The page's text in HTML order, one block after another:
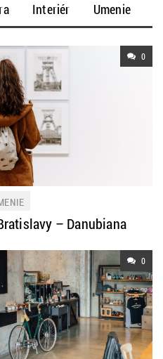
Interiér Umenie
0
– Danubiana
0